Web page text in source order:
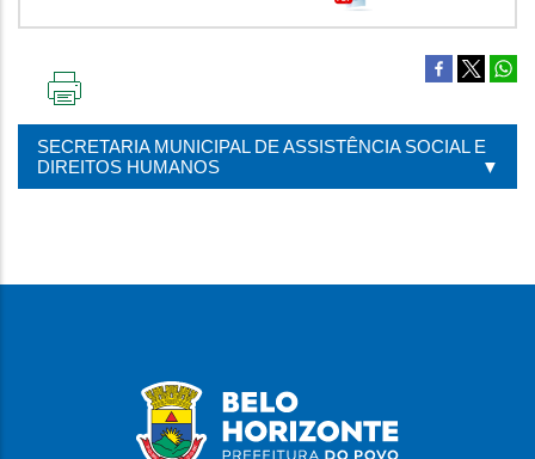
PÁGINA
SECRETARIA MUNICIPAL DE ASSISTÊNCIA SOCIAL E
DIREITOS HUMANOS